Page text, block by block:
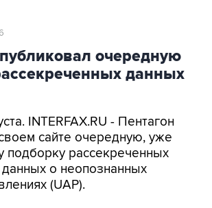
очередную
данных
INTERFAX.RU - Пентагон
подборку рассекреченных
о неопознанных
(UAP).
публикует пятую часть